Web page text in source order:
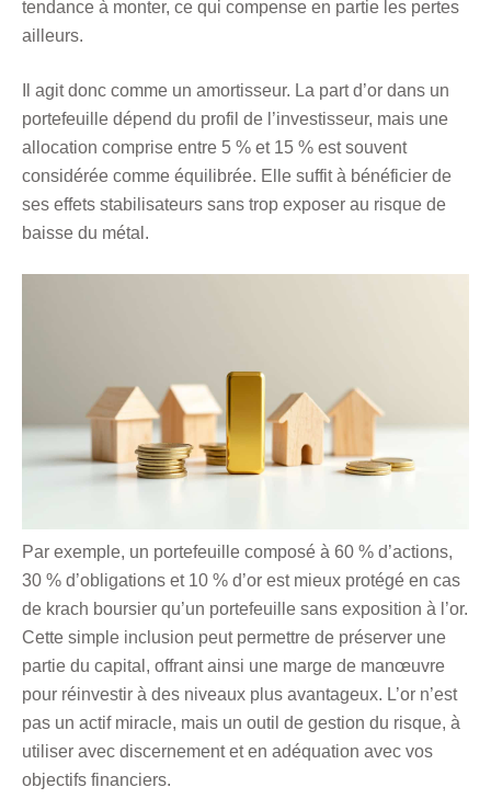
tendance à monter, ce qui compense en partie les pertes
ailleurs.
Il agit donc comme un amortisseur. La part d’or dans un
portefeuille dépend du profil de l’investisseur, mais une
allocation comprise entre 5 % et 15 % est souvent
considérée comme équilibrée. Elle suffit à bénéficier de
ses effets stabilisateurs sans trop exposer au risque de
baisse du métal.
Par exemple, un portefeuille composé à 60 % d’actions,
30 % d’obligations et 10 % d’or est mieux protégé en cas
de krach boursier qu’un portefeuille sans exposition à l’or.
Cette simple inclusion peut permettre de préserver une
partie du capital, offrant ainsi une marge de manœuvre
pour réinvestir à des niveaux plus avantageux. L’or n’est
pas un actif miracle, mais un outil de gestion du risque, à
utiliser avec discernement et en adéquation avec vos
objectifs financiers.